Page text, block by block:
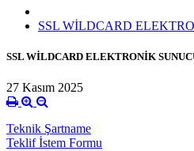
SSL WİLDCARD
SSL WİLDCARD ELEKTRONİK
27 Kasım 2025
Teknik Şartname
Teklif İstem Formu